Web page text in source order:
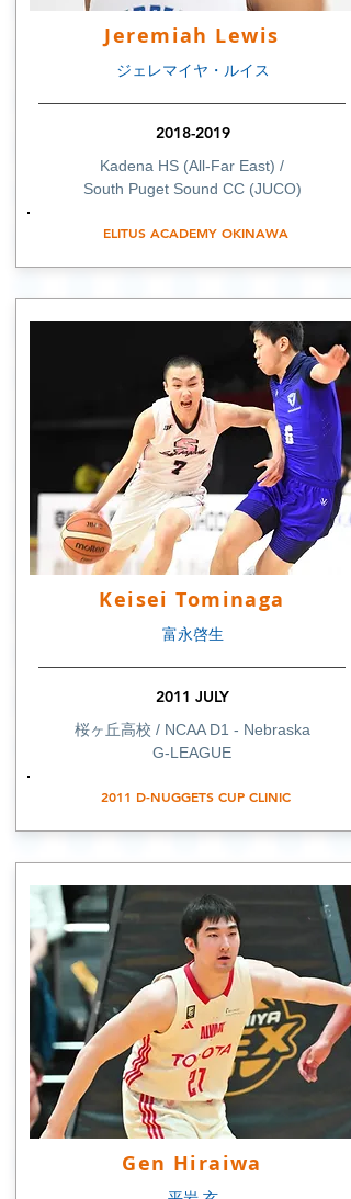
Jeremiah Lewis
​ジェレマイヤ・ルイス
2018-2019
Kadena HS (All-Far East) /
South Puget Sound CC (JUCO)
ELITUS ACADEMY OKINAWA
Keisei Tominaga
富永啓生
2011 JULY
桜ヶ丘高校 / NCAA D1 - Nebraska
G-LEAGUE
2011 D-NUGGETS CUP CLINIC
Gen Hiraiwa